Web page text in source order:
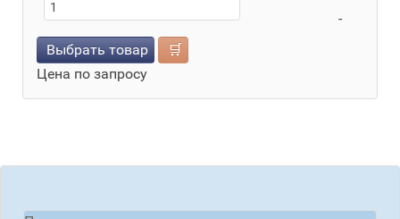
-
Выбрать товар
🛒
Цена по запросу